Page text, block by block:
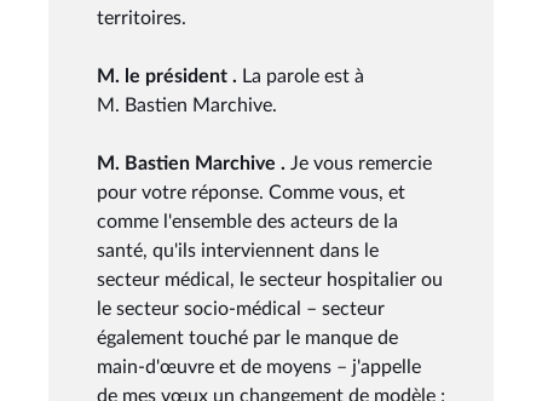
territoires.
M. le président . La parole est à
M. Bastien Marchive.
M. Bastien Marchive . Je vous remercie
pour votre réponse. Comme vous, et
comme l'ensemble des acteurs de la
santé, qu'ils interviennent dans le
secteur médical, le secteur hospitalier ou
le secteur socio-médical – secteur
également touché par le manque de
main-d'œuvre et de moyens – j'appelle
de mes vœux un changement de modèle ;